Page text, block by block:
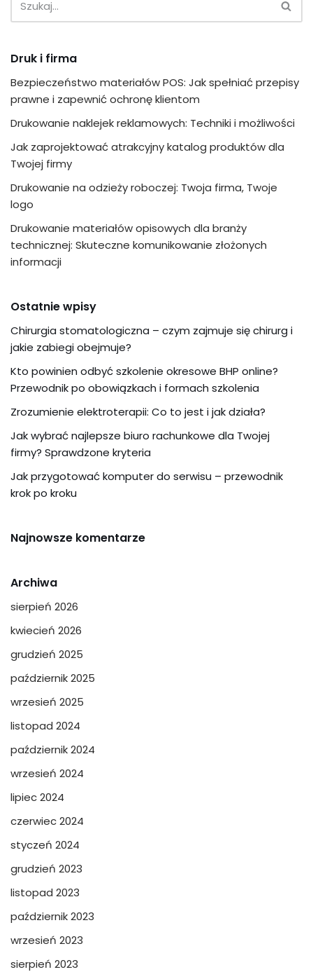
Druk i firma
Bezpieczeństwo materiałów POS: Jak spełniać przepisy
prawne i zapewnić ochronę klientom
Drukowanie naklejek reklamowych: Techniki i możliwości
Jak zaprojektować atrakcyjny katalog produktów dla
Twojej firmy
Drukowanie na odzieży roboczej: Twoja firma, Twoje
logo
Drukowanie materiałów opisowych dla branży
technicznej: Skuteczne komunikowanie złożonych
informacji
Ostatnie wpisy
Chirurgia stomatologiczna – czym zajmuje się chirurg i
jakie zabiegi obejmuje?
Kto powinien odbyć szkolenie okresowe BHP online?
Przewodnik po obowiązkach i formach szkolenia
Zrozumienie elektroterapii: Co to jest i jak działa?
Jak wybrać najlepsze biuro rachunkowe dla Twojej
firmy? Sprawdzone kryteria
Jak przygotować komputer do serwisu – przewodnik
krok po kroku
Najnowsze komentarze
Archiwa
sierpień 2026
kwiecień 2026
grudzień 2025
październik 2025
wrzesień 2025
listopad 2024
październik 2024
wrzesień 2024
lipiec 2024
czerwiec 2024
styczeń 2024
grudzień 2023
listopad 2023
październik 2023
wrzesień 2023
sierpień 2023